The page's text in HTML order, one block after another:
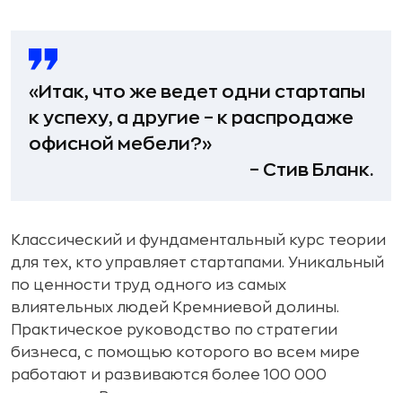
«Итак, что же ведет одни стартапы
к успеху, а другие – к распродаже
офисной мебели?»
– Стив Бланк.
Классический и фундаментальный курс теории
для тех, кто управляет стартапами. Уникальный
по ценности труд одного из самых
влиятельных людей Кремниевой долины.
Практическое руководство по стратегии
бизнеса, с помощью которого во всем мире
работают и развиваются более 100 000